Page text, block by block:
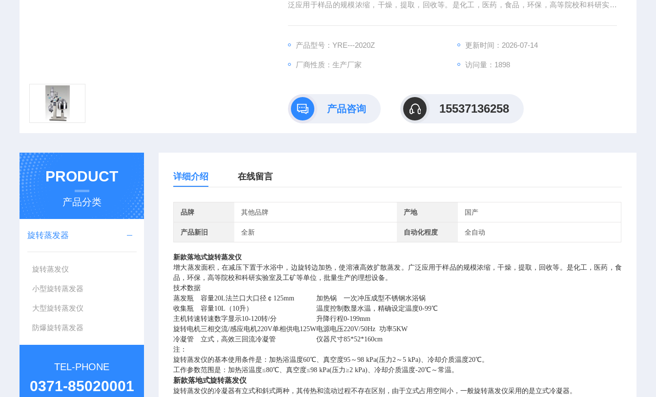
泛应用于样品的规模浓缩，干燥，提取，回收等。是化工，医药，食品，环保，高等院校和科研实验
产品型号：YRE---2020Z 更新时间：2026-07-14
厂商性质：生产厂家 访问量：1898
产品咨询 15537136258
PRODUCT
产品分类
旋转蒸发器
旋转蒸发仪
小型旋转蒸发器
大型旋转蒸发仪
防爆旋转蒸发器
TEL-PHONE
0371-85020001
详细介绍 在线留言
品牌 其他品牌 产地 国产
产品新旧 全新 自动化程度 全自动
新款落地式旋转蒸发仪
增大蒸发面积，在减压下置于水浴中，边旋转边加热，使溶液高效扩散蒸发。广泛应用于样品的规模浓缩，干燥，提取，回收等。是化工，医药，食
品，环保，高等院校和科研实验室及工矿等单位，批量生产的理想设备。
技术数据
蒸发瓶
容量20L法兰口大口径￠125mm 加热锅
一次冲压成型不锈钢水浴锅
收集瓶
容量10L（10升） 温度控制数显水温，精确设定温度0-99℃
主机转速转速数字显示10-120转/分 升降行程0-199mm
旋转电机三相交流/感应电机220V单相供电125W电源电压220V/50Hz 功率5KW
冷凝管
立式，高效三回流冷凝管 仪器尺寸85*52*160cm
注：
旋转蒸发仪的基本使用条件是：加热浴温度60℃、真空度95～98 kPa(压力2～5 kPa)、冷却介质温度20℃。
工作参数范围是：加热浴温度≤80℃、真空度≤98 kPa(压力≥2 kPa)、冷却介质温度-20℃～常温。
新款落地式旋转蒸发仪
旋转蒸发仪的冷凝器有立式和斜式两种，其传热和流动过程不存在区别，由于立式占用空间小，一般旋转蒸发仪采用的是立式冷凝器。